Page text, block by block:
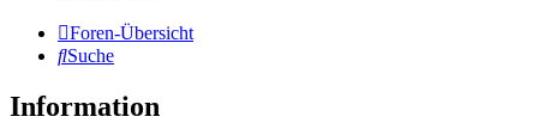
Foren-Übersicht
Suche
Information